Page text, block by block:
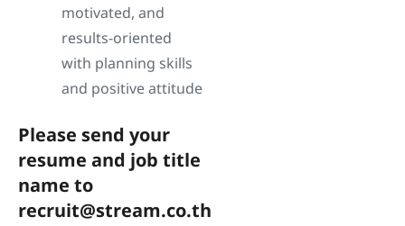
motivated, and
results-oriented
with planning skills
and positive attitude
Please send your
resume and job title
name to
recruit@stream.co.th